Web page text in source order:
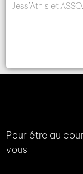
Jess’Athis et
Pour être au
vous